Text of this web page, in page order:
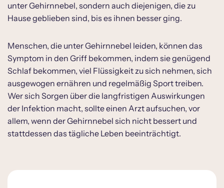
unter Gehirnnebel, sondern auch diejenigen, die zu
Hause geblieben sind, bis es ihnen besser ging.
Menschen, die unter Gehirnnebel leiden, können das
Symptom in den Griff bekommen, indem sie genügend
Schlaf bekommen, viel Flüssigkeit zu sich nehmen, sich
ausgewogen ernähren und regelmäßig Sport treiben.
Wer sich Sorgen über die langfristigen Auswirkungen
der Infektion macht, sollte einen Arzt aufsuchen, vor
allem, wenn der Gehirnnebel sich nicht bessert und
stattdessen das tägliche Leben beeinträchtigt.